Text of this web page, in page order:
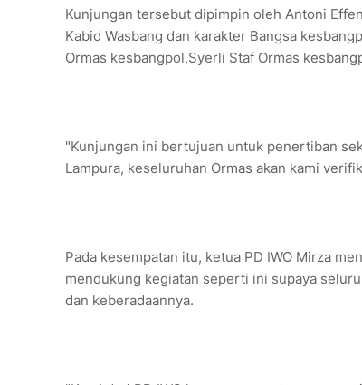
Kunjungan tersebut dipimpin oleh Antoni
Kabid Wasbang dan karakter Bangsa
Ormas kesbangpol,Syerli Staf Ormas
"Kunjungan ini bertujuan untuk penertiban
Lampura, keseluruhan Ormas akan kami
Pada kesempatan itu, ketua PD IWO Mirza
mendukung kegiatan seperti ini supaya
dan keberadaannya.